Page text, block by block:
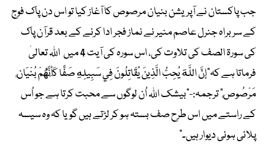
جب پاکستان نے آپریشن بنیان مرصوص کا آغاز کیا تو اس دن پاک فوج
کے سربراہ جنرل عاصم منیر نے نماز فجر ادا کرنے کے بعد ‏قرآن پاک
کی سورۃ الصف کی تلاوت کی، اس سورہ کی آیت 4 میں اللہ تعالیٰ
فرماتا ہے کہ"‏إِنَّ اللَّهَ يُحِبُّ الَّذِينَ يُقَاتِلُونَ فِي سَبِيلِهِ صَفًّا كَأَنَّهُمْ بُنْيَانٌ
مَرْصُوصٌ" ترجمہ:-‏"بیشک اللہ اُن لوگوں سے محبت کرتا ہے جو اُس
کے راستے میں اس طرح صف بستہ ہو کر لڑتے ہیں گویا کہ وہ سیسہ
پلائی ہوئی دیوار ہیں۔"